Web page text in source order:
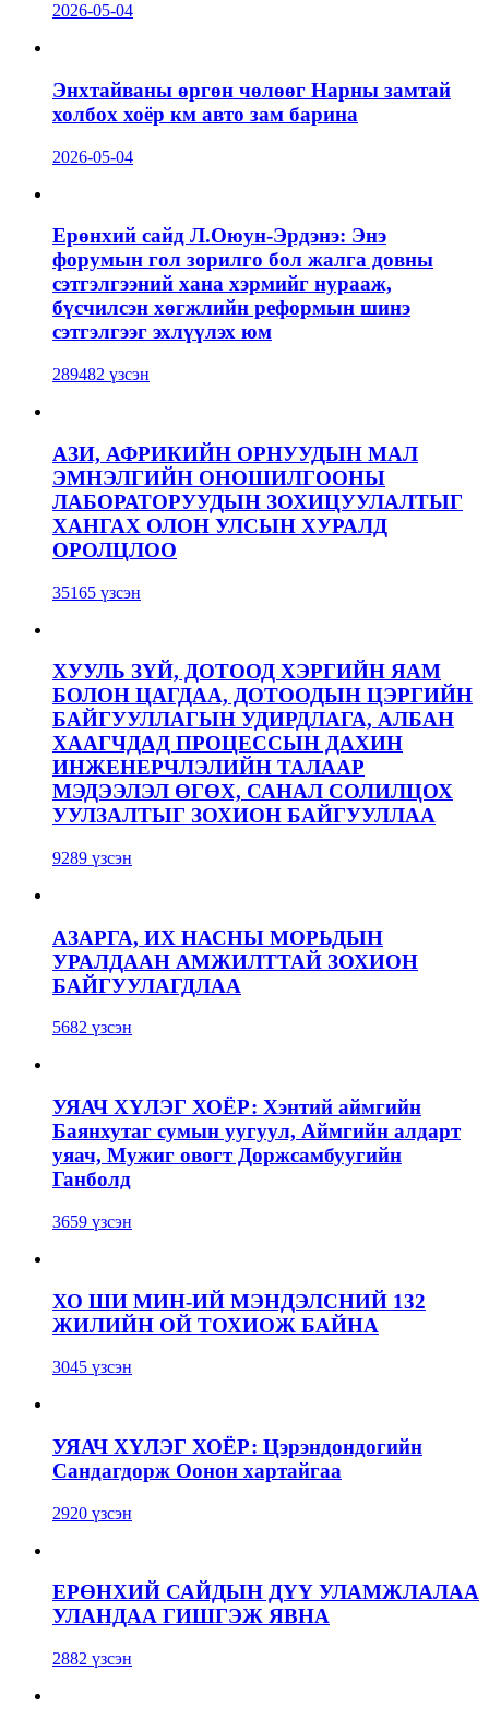
2026-05-04
Энхтайваны өргөн чөлөөг Нарны замтай
холбох хоёр км авто зам барина
2026-05-04
Ерөнхий сайд Л.Оюун-Эрдэнэ: Энэ
форумын гол зорилго бол жалга довны
сэтгэлгээний хана хэрмийг нурааж,
бүсчилсэн хөгжлийн реформын шинэ
сэтгэлгээг эхлүүлэх юм
289482 үзсэн
АЗИ, АФРИКИЙН ОРНУУДЫН МАЛ
ЭМНЭЛГИЙН ОНОШИЛГООНЫ
ЛАБОРАТОРУУДЫН ЗОХИЦУУЛАЛТЫГ
ХАНГАХ ОЛОН УЛСЫН ХУРАЛД
ОРОЛЦЛОО
35165 үзсэн
ХУУЛЬ ЗҮЙ, ДОТООД ХЭРГИЙН ЯАМ
БОЛОН ЦАГДАА, ДОТООДЫН ЦЭРГИЙН
БАЙГУУЛЛАГЫН УДИРДЛАГА, АЛБАН
ХААГЧДАД ПРОЦЕССЫН ДАХИН
ИНЖЕНЕРЧЛЭЛИЙН ТАЛААР
МЭДЭЭЛЭЛ ӨГӨХ, САНАЛ СОЛИЛЦОХ
УУЛЗАЛТЫГ ЗОХИОН БАЙГУУЛЛАА
9289 үзсэн
АЗАРГА, ИХ НАСНЫ МОРЬДЫН
УРАЛДААН АМЖИЛТТАЙ ЗОХИОН
БАЙГУУЛАГДЛАА
5682 үзсэн
УЯАЧ ХҮЛЭГ ХОЁР: Хэнтий аймгийн
Баянхутаг сумын уугуул, Аймгийн алдарт
уяач, Мужиг овогт Доржсамбуугийн
Ганболд
3659 үзсэн
ХО ШИ МИН-ИЙ МЭНДЭЛСНИЙ 132
ЖИЛИЙН ОЙ ТОХИОЖ БАЙНА
3045 үзсэн
УЯАЧ ХҮЛЭГ ХОЁР: Цэрэндондогийн
Сандагдорж Оонон хартайгаа
2920 үзсэн
ЕРӨНХИЙ САЙДЫН ДҮҮ УЛАМЖЛАЛАА
УЛАНДАА ГИШГЭЖ ЯВНА
2882 үзсэн